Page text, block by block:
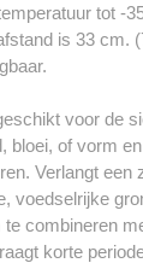
tot -
is 33 cm.
voor de
bloei, of vorm
Verlangt een
voedselrijke
combineren
korte